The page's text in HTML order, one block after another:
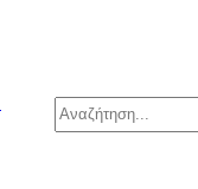
Search